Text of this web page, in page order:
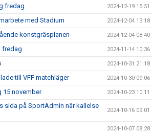
fredag 2024-12-19 15:51
med Stadium 2024-12-04 13:18
konstgräsplanen 2024-12-04 08:40
fredag 2024-11-14 10:36
2024-10-31 21:18
till VFF matchläger 2024-10-30 09:06
15 november 2024-10-23 10:11
sida på SportAdmin när kallelse
2024-10-16 09:01
2024-10-07 08:28